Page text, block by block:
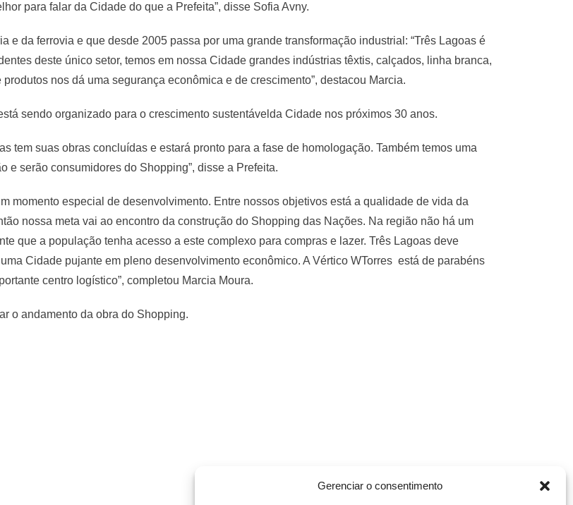
Gerenciar o consentimento
para falar da Cidade do que a Prefeita”, disse Sofia Avny.
e da ferrovia e que desde 2005 passa por uma grande transformação industrial: “Três Lagoas é
deste único setor, temos em nossa Cidade grandes indústrias têxtis, calçados, linha branca,
nos dá uma segurança econômica e de crescimento”, destacou Marcia.
sendo organizado para o crescimento sustentávelda Cidade nos próximos 30 anos.
tem suas obras concluídas e estará pronto para a fase de homologação. Também temos uma
e serão consumidores do Shopping”, disse a Prefeita.
momento especial de desenvolvimento. Entre nossos objetivos está a qualidade de vida da
nossa meta vai ao encontro da construção do Shopping das Nações. Na região não há um
que a população tenha acesso a este complexo para compras e lazer. Três Lagoas deve
Cidade pujante em pleno desenvolvimento econômico. A Vértico WTorres está de parabéns
centro logístico”, completou Marcia Moura.
o andamento da obra do Shopping.